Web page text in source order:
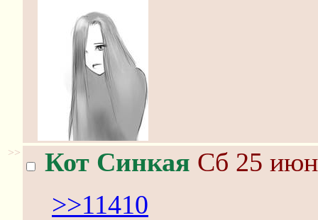
>> Кот Синкая Сб 25
>>11410